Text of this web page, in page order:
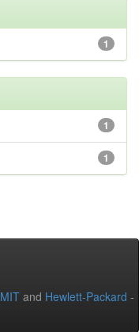
1
1
1
MIT and Hewlett-Packard -